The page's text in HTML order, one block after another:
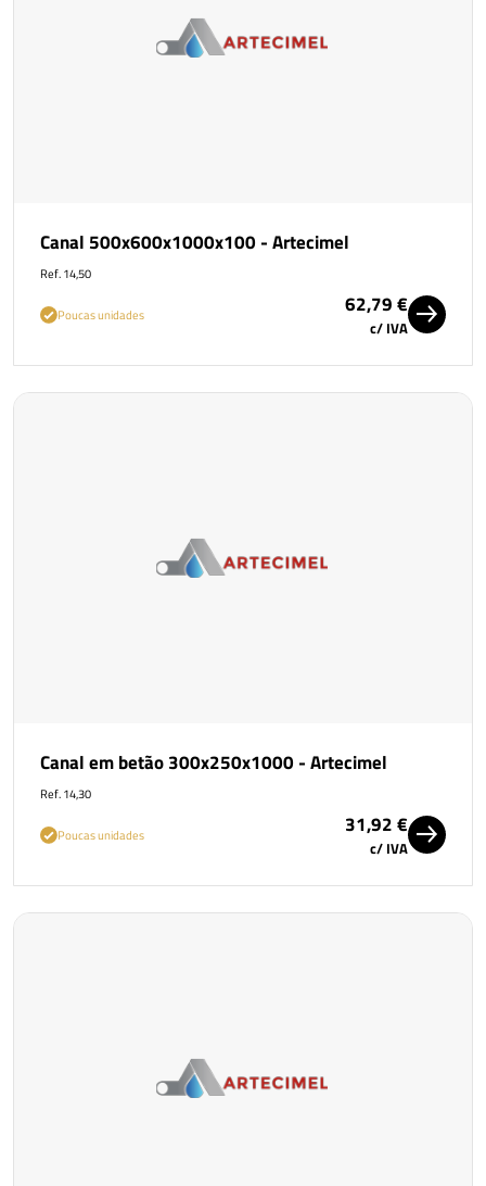
Canal 500x600x1000x100 - Artecimel
Ref. 14,50
Poucas unidades 62,79 €
c/ IVA
Canal em betão 300x250x1000 - Artecimel
Ref. 14,30
Poucas unidades 31,92 €
c/ IVA